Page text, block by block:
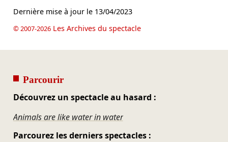
Dernière mise à jour le 13/04/2023
© 2007-2026Les Archives du spectacle
Parcourir
Découvrez un spectacle au hasard :
Animals are like water in water
Parcourez les derniers spectacles :